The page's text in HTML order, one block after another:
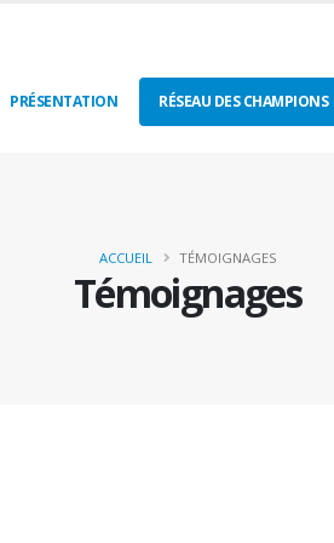
PRÉSENTATION RÉSEAU DES CHAMPIONS
Témoignages
ACCUEIL TÉMOIGNAGES